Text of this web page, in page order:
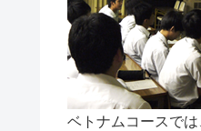
ベトナムコースで